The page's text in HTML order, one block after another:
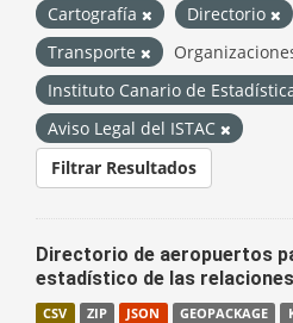
Cartografía
Directorio
Transporte
Instituto Canario de
Aviso Legal del ISTAC
Filtrar Resultados
Directorio de aeropuertos
estadístico de las
CSV ZIP JSON GEOPACKAGE